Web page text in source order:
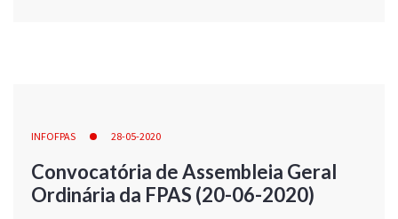
INFOFPAS 28-05-2020
Convocatória de Assembleia Geral
Ordinária da FPAS (20-06-2020)